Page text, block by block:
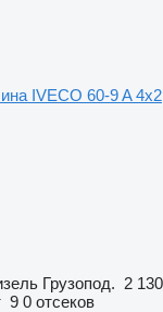
IVECO 60-9 A 4x2
Грузопод. 2 130
9 0 отсеков